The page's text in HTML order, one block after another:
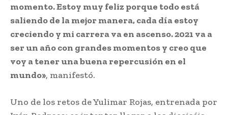
momento. Estoy muy feliz porque todo está
saliendo de la mejor manera, cada día estoy
creciendo y mi carrera va en ascenso. 2021 va a
ser un año con grandes momentos y creo que
voy a tener una buena repercusión en el
mundo», manifestó.
Uno de los retos de Yulimar Rojas, entrenada por